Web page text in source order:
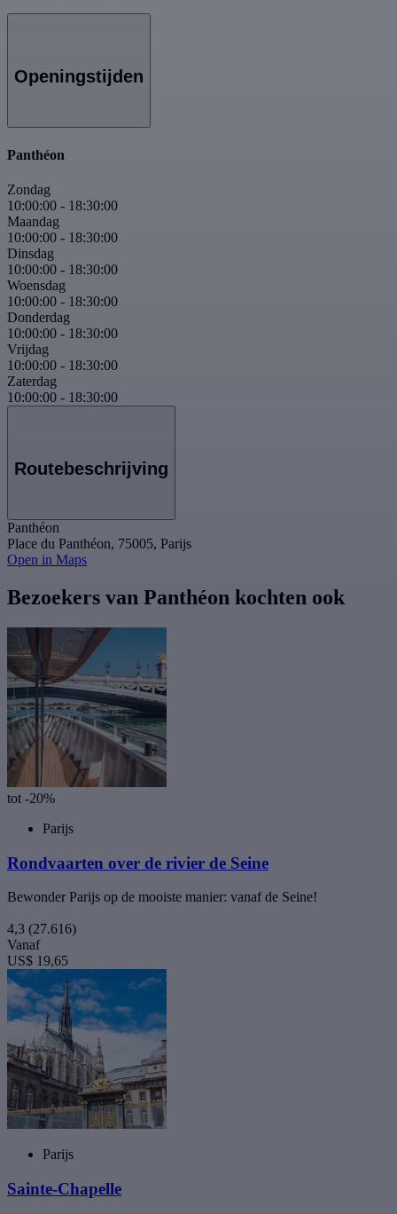
Openingstijden
Panthéon
Zondag
10:00:00 - 18:30:00
Maandag
10:00:00 - 18:30:00
Dinsdag
10:00:00 - 18:30:00
Woensdag
10:00:00 - 18:30:00
Donderdag
10:00:00 - 18:30:00
Vrijdag
10:00:00 - 18:30:00
Zaterdag
10:00:00 - 18:30:00
Routebeschrijving
Panthéon
Place du Panthéon, 75005, Parijs
Open in Maps
Bezoekers van Panthéon kochten ook
tot -20%
Parijs
Rondvaarten over de rivier de Seine
Bewonder Parijs op de mooiste manier: vanaf de Seine!
4,3 (27.616)
Vanaf
US$ 19,65
Parijs
Sainte-Chapelle